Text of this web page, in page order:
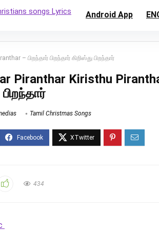
Android App
– பிறந்தார் பிறந்தார் கிறிஸ்து பிறந்தார்
Piranthar Kiristhu
பிறந்தார்
Tamil Christmas Songs
434